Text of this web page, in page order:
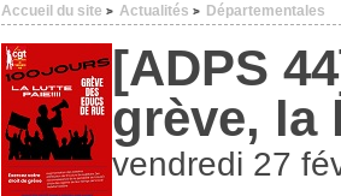
Accueil du site > Actualités > Départementales
[ADPS
grève, la
vendredi 27